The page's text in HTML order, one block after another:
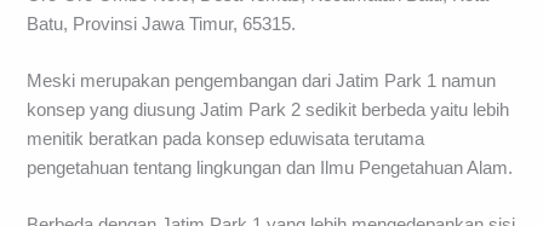
Batu, Provinsi Jawa Timur, 65315.
Meski merupakan pengembangan dari Jatim Park 1 namun
konsep yang diusung Jatim Park 2 sedikit berbeda yaitu lebih
menitik beratkan pada konsep eduwisata terutama
pengetahuan tentang lingkungan dan Ilmu Pengetahuan Alam.